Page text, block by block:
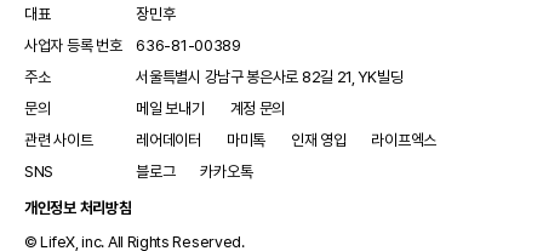
대표
장민후
사업자 등록 번호
636-81-00389
주소
서울특별시 강남구 봉은사로 82길 21, YK빌딩
문의
메일 보내기
계정 문의
관련 사이트
레어데이터 마미톡 인재 영입
라이프엑스
SNS
블로그
카카오톡
개인정보 처리방침
© LifeX, inc. All Rights Reserved.